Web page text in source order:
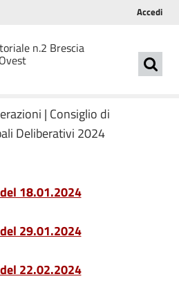
Accedi
n.2 Brescia
Ovest
| Consiglio di
Deliberativi 2024
18.01.2024
29.01.2024
22.02.2024